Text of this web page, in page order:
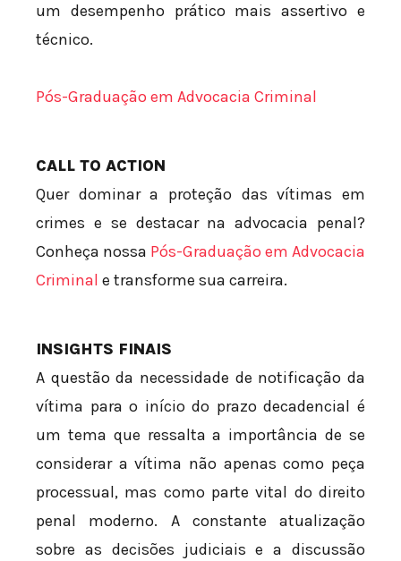
um desempenho prático mais assertivo e
técnico.
Pós-Graduação em Advocacia Criminal
CALL TO ACTION
Quer dominar a proteção das vítimas em
crimes e se destacar na advocacia penal?
Conheça nossa Pós-Graduação em Advocacia
Criminal e transforme sua carreira.
INSIGHTS FINAIS
A questão da necessidade de notificação da
vítima para o início do prazo decadencial é
um tema que ressalta a importância de se
considerar a vítima não apenas como peça
processual, mas como parte vital do direito
penal moderno. A constante atualização
sobre as decisões judiciais e a discussão